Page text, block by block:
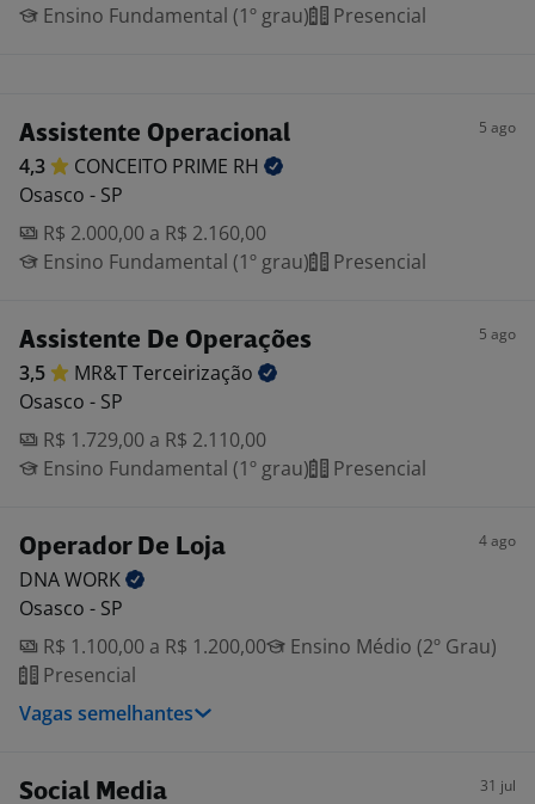
Ensino Fundamental (1º grau)
Presencial
Assistente Operacional 5 ago
4,3 CONCEITO PRIME RH
Osasco - SP
R$ 2.000,00 a R$ 2.160,00
Ensino Fundamental (1º grau)
Presencial
Assistente De Operações 5 ago
3,5 MR&TTerceirização
Osasco - SP
R$ 1.729,00 a R$ 2.110,00
Ensino Fundamental (1º grau)
Presencial
Operador De Loja 4 ago
DNAWORK
Osasco - SP
R$ 1.100,00 a R$ 1.200,00
Ensino Médio (2º Grau)
Presencial
Vagas semelhantes
Social Media 31 jul